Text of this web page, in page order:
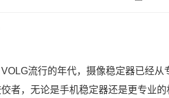
流行的年代，摄像稳定器已经
者，无论是手机稳定器还是更专业